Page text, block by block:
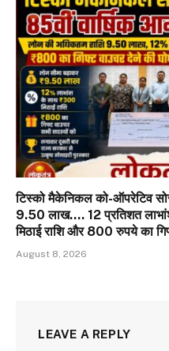
टिस्को मैकेनिकल को-ऑपरेटिव
9.50 लाख…. 12 प्रतिशत
मिठाई राशि और 800 रुपये का
August 8, 2026
LEAVE A REPLY